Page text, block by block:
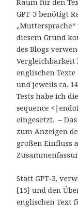
Raum für den
GPT-3 benötigt
„Muttersprache“
diesem Grund
des Blogs
Vergleichbarkeit
englischen
und jeweils ca.
Tests habe ich
sequence
eingesetzt. –
zum Anzeigen
großen Einfluss
Statt GPT-3,
[15] und den
englischen Text